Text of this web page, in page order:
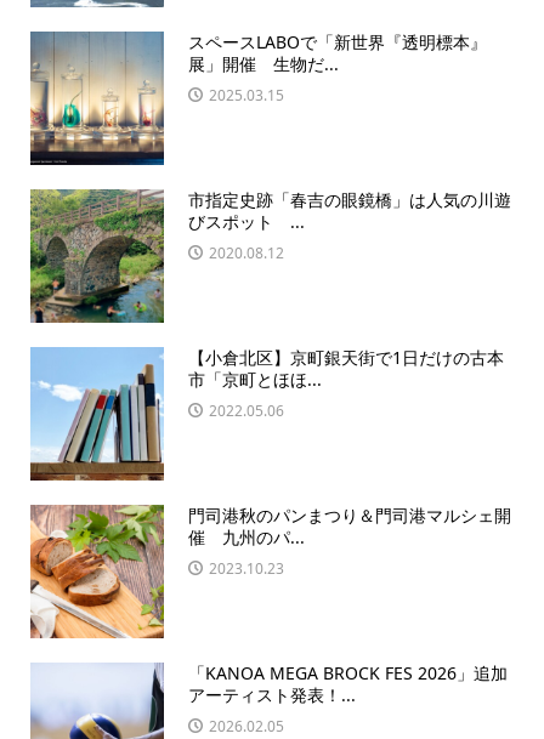
スペースLABOで「新世界『透明標本』
展」開催 生物だ...
2025.03.15
市指定史跡「春吉の眼鏡橋」は人気の川遊
びスポット ...
2020.08.12
【小倉北区】京町銀天街で1日だけの古本
市「京町とほほ...
2022.05.06
門司港秋のパンまつり＆門司港マルシェ開
催 九州のパ...
2023.10.23
「KANOA MEGA BROCK FES 2026」追加
アーティスト発表！...
2026.02.05